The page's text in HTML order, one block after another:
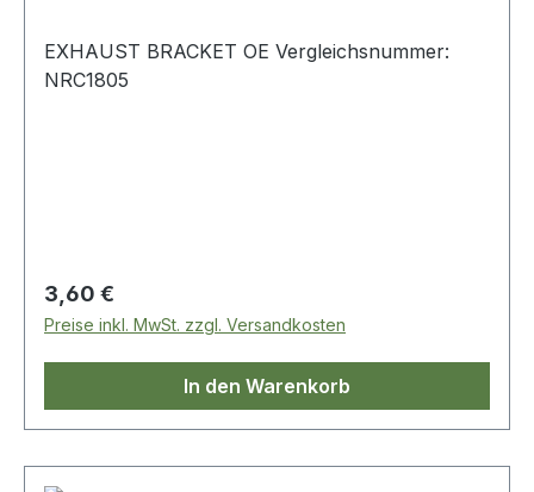
EXHAUST BRACKET OE Vergleichsnummer:
NRC1805
Regulärer Preis:
3,60 €
Preise inkl. MwSt. zzgl. Versandkosten
In den Warenkorb